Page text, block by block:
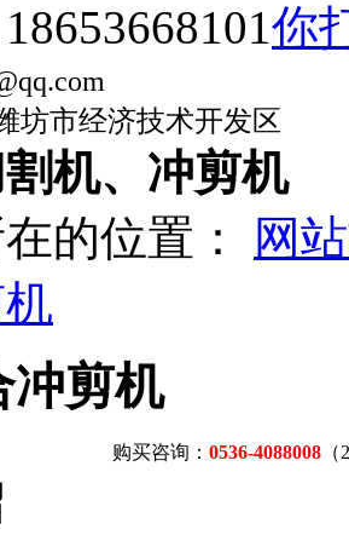
坊市经济技术开发区
机、冲剪机
的位置：
网
冲剪机
购买咨询： 0536-4088008